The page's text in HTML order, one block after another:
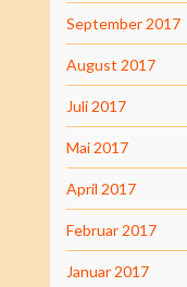
September 2017
August 2017
Juli 2017
Mai 2017
April 2017
Februar 2017
Januar 2017